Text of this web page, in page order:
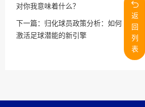
对你我意味着什么？
下一篇： 归化球员政策分析：如何
激活足球潜能的新引擎
返
回
列
表